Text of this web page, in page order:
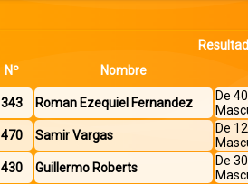
Nº Nombre
343 Roman Ezequiel Fernandez
De
470 Samir Vargas
De
430 Guillermo Roberts
De